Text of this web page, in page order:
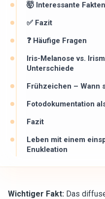
🤯 Interessante Fakten
✅ Fazit
❓ Häufige Fragen
Iris-Melanose vs.
Unterschiede
Frühzeichen – Wann
Fotodokumentation
Fazit
Leben mit einem
Enukleation
Wichtiger Fakt: Das